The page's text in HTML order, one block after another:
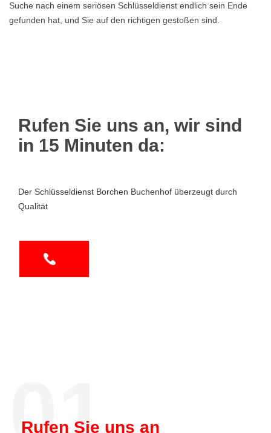
Suche nach einem seriösen Schlüsseldienst endlich sein Ende
gefunden hat, und Sie auf den richtigen gestoßen sind.
Rufen Sie uns an, wir sind
in 15 Minuten da:
Der Schlüsseldienst Borchen Buchenhof überzeugt durch
Qualität
01.
Rufen Sie uns an